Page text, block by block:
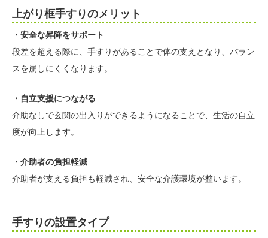
上がり框手すりのメリット
・安全な昇降をサポート
段差を超える際に、手すりがあることで体の支えとなり、バラン
スを崩しにくくなります。
・自立支援につながる
介助なしで玄関の出入りができるようになることで、生活の自立
度が向上します。
・介助者の負担軽減
介助者が支える負担も軽減され、安全な介護環境が整います。
手すりの設置タイプ